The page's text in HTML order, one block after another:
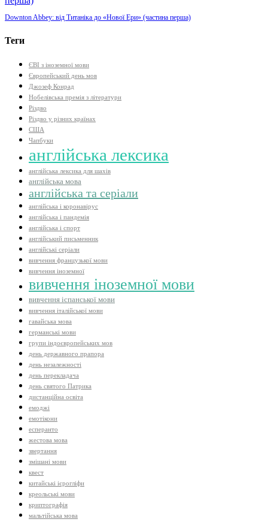
Downton Abbey: від Титаніка до «Нової Ери» (частина перша)
Теги
ЄВІ з іноземної мови
Європейський день мов
Джозеф Конрад
Нобелівська премія з літератури
Різдво
Різдво у різних країнах
США
Чапбуки
англійська лексика
англійська лексика для шахів
англійська мова
англійська та серіали
англійська і коронавірус
англійська і пандемія
англійська і спорт
англійський письменник
англійські серіали
вивчення французької мови
вивчення іноземної
вивчення іноземної мови
вивчення іспанської мови
вивчення італійської мови
гавайська мова
германські мови
групи індоєвропейських мов
день державного прапора
день незалежності
день перекладача
день святого Патрика
дистанційна освіта
емоджі
емотікони
есперанто
жестова мова
звертання
змішані мови
квест
китайські ієрогліфи
креольські мови
криптографія
мальтійська мова